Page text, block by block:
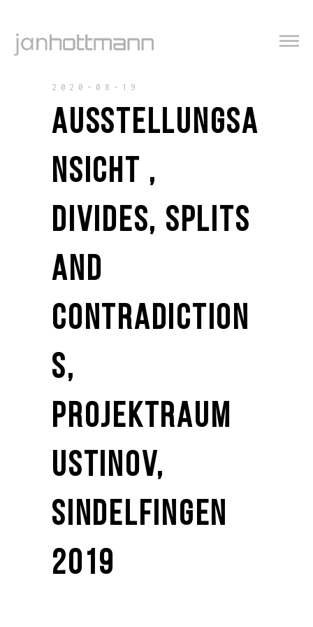
2020-08-19
AUSSTELLUNGSA
NSICHT ,
DIVIDES, SPLITS
AND
CONTRADICTION
S,
PROJEKTRAUM
USTINOV,
SINDELFINGEN
2019